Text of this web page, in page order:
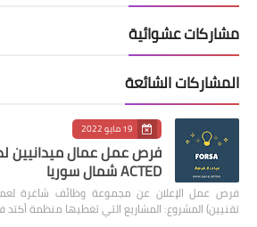
مشاركات عشوائية
المشاركات الشائعة
19 مايو 2022
فرص عمل عمال ميدانيين
ACTED شمال سوريا
فرص عمل الإعلان عن مجموعة وظائف شاغرة
تقنيين) المشروع: المشاريع التي تغطيها منظمة